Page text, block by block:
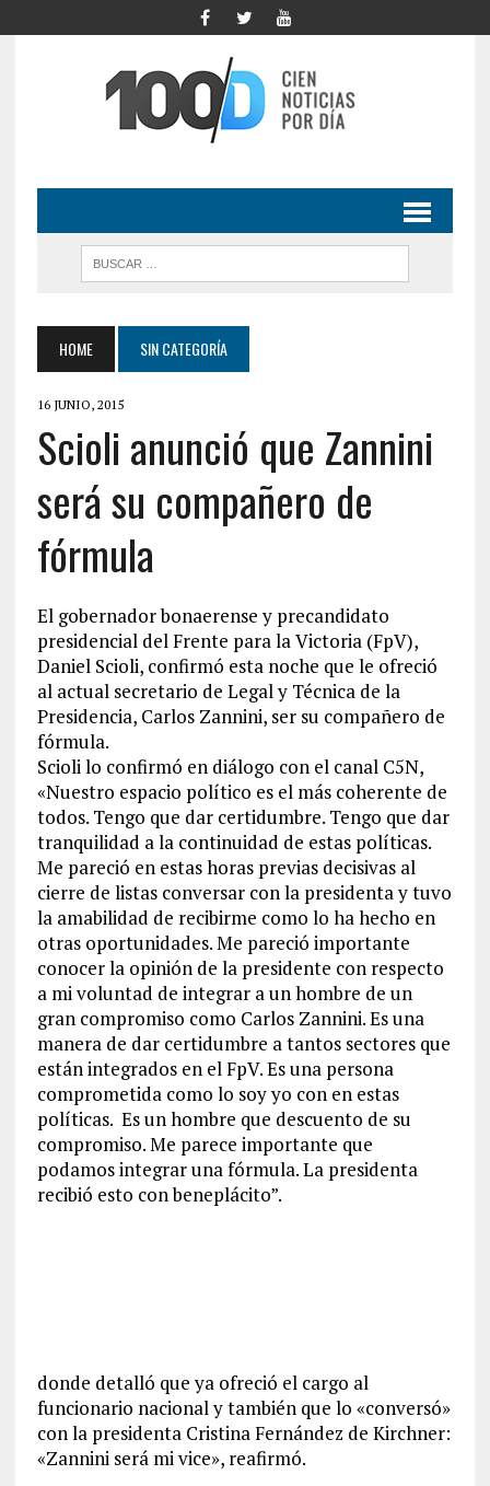
HOME SIN CATEGORÍA
16 JUNIO, 2015
Scioli anunció que Zannini
será su compañero de
fórmula
El gobernador bonaerense y precandidato
presidencial del Frente para la Victoria (FpV),
Daniel Scioli, confirmó esta noche que le ofreció
al actual secretario de Legal y Técnica de la
Presidencia, Carlos Zannini, ser su compañero de
fórmula.
Scioli lo confirmó en diálogo con el canal C5N,
«Nuestro espacio político es el más coherente de
todos. Tengo que dar certidumbre. Tengo que dar
tranquilidad a la continuidad de estas políticas.
Me pareció en estas horas previas decisivas al
cierre de listas conversar con la presidenta y tuvo
la amabilidad de recibirme como lo ha hecho en
otras oportunidades. Me pareció importante
conocer la opinión de la presidente con respecto
a mi voluntad de integrar a un hombre de un
gran compromiso como Carlos Zannini. Es una
manera de dar certidumbre a tantos sectores que
están integrados en el FpV. Es una persona
comprometida como lo soy yo con en estas
políticas. Es un hombre que descuento de su
compromiso. Me parece importante que
podamos integrar una fórmula. La presidenta
recibió esto con beneplácito”.
donde detalló que ya ofreció el cargo al
funcionario nacional y también que lo «conversó»
con la presidenta Cristina Fernández de Kirchner:
«Zannini será mi vice», reafirmó.